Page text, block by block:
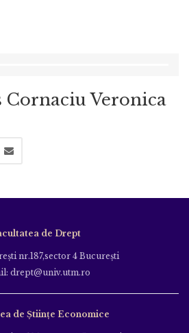
Cornaciu Veronica
de Drept
nr.187,sector 4 Bucureşti
drept@univ.utm.ro
de Științe Economice